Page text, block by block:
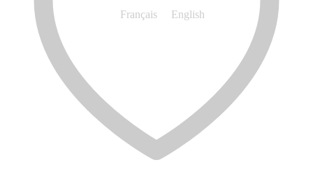
Français English